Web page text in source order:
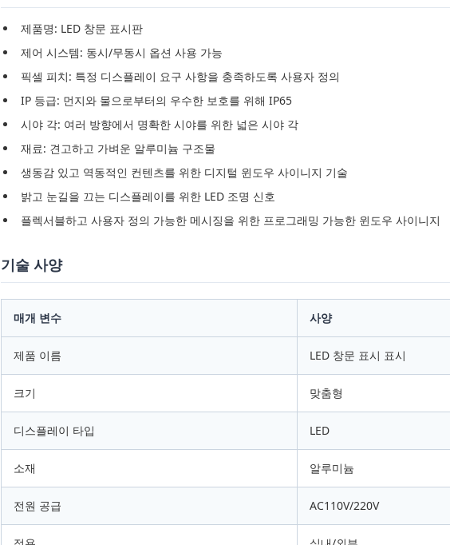
제품명: LED 창문 표시판
제어 시스템: 동시/무동시 옵션 사용 가능
픽셀 피치: 특정 디스플레이 요구 사항을 충족하도록 사용자 정의
IP 등급: 먼지와 물으로부터의 우수한 보호를 위해 IP65
시야 각: 여러 방향에서 명확한 시야를 위한 넓은 시야 각
재료: 견고하고 가벼운 알루미늄 구조물
생동감 있고 역동적인 컨텐츠를 위한 디지털 윈도우 사이니지 기술
밝고 눈길을 끄는 디스플레이를 위한 LED 조명 신호
플렉서블하고 사용자 정의 가능한 메시징을 위한 프로그래밍 가능한 윈도우 사이니지
기술 사양
매개 변수 사양
제품 이름 LED 창문 표시 표시
크기 맞춤형
디스플레이 타입 LED
소재 알루미늄
전원 공급 AC110V/220V